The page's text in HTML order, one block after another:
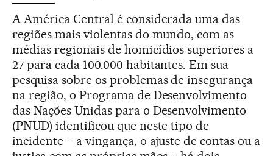
A América Central é considerada uma das
regiões mais violentas do mundo, com as
médias regionais de homicídios superiores a
27 para cada 100.000 habitantes. Em sua
pesquisa sobre os problemas de insegurança
na região, o Programa de Desenvolvimento
das Nações Unidas para o Desenvolvimento
(PNUD) identificou que neste tipo de
incidente – a vingança, o ajuste de contas ou a